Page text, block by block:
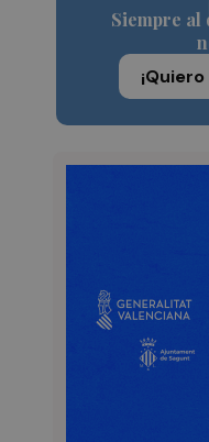
Siempre al